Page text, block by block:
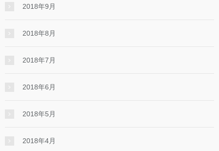
2018年9月
2018年8月
2018年7月
2018年6月
2018年5月
2018年4月